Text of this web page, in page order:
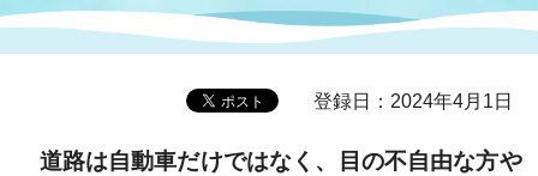
登録日：2024年4月1日
道路は自動車だけではなく、目の不自由な方や